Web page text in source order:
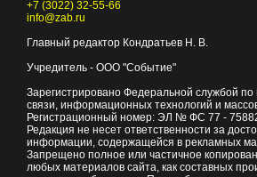
+7 (3022) 32-55-66
info@zab.ru
Главный редактор Кондратьев Н. В.
Учредитель - ООО "Событие"
Зарегистрировано Федеральной службой по
связи, информационных технологий и
Регистрационный номер: ЭЛ № ФС 77 -
Редакция не несет ответственности за
информации, содержащейся в рекламных
Запрещено полное или частичное
любых материалов сайта, как составных